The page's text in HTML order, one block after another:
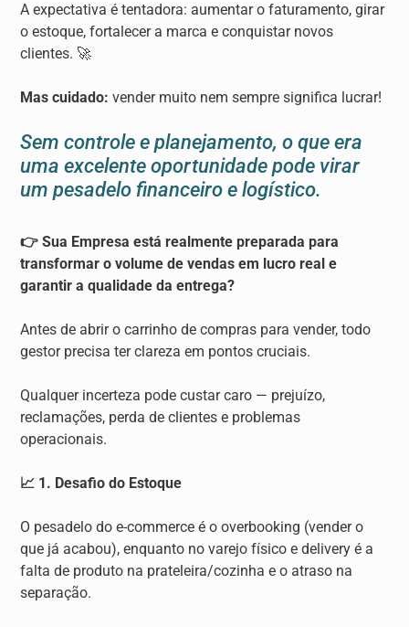
A expectativa é tentadora: aumentar o faturamento, girar
o estoque, fortalecer a marca e conquistar novos
clientes. 🚀
Mas cuidado: vender muito nem sempre significa lucrar!
Sem controle e planejamento, o que era
uma excelente oportunidade pode virar
um pesadelo financeiro e logístico.
👉 Sua Empresa está realmente preparada para
transformar o volume de vendas em lucro real e
garantir a qualidade da entrega?
Antes de abrir o carrinho de compras para vender, todo
gestor precisa ter clareza em pontos cruciais.
Qualquer incerteza pode custar caro — prejuízo,
reclamações, perda de clientes e problemas
operacionais.
📈 1. Desafio do Estoque
O pesadelo do e-commerce é o overbooking (vender o
que já acabou), enquanto no varejo físico e delivery é a
falta de produto na prateleira/cozinha e o atraso na
separação.